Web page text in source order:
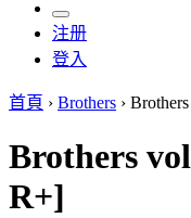
注册
登入
首頁 › Brothers ›
Brothers
R+]